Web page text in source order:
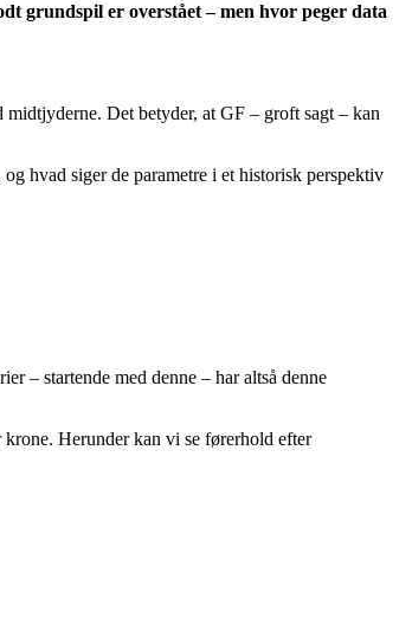
grundspil er overstået – men hvor peger data
Det betyder, at GF – groft sagt – kan
hvad siger de parametre i et historisk perspektiv
– startende med denne – har altså denne
Herunder kan vi se førerhold efter